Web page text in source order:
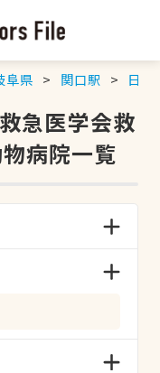
阜県 関口駅 日本
急医学会救
病院一覧